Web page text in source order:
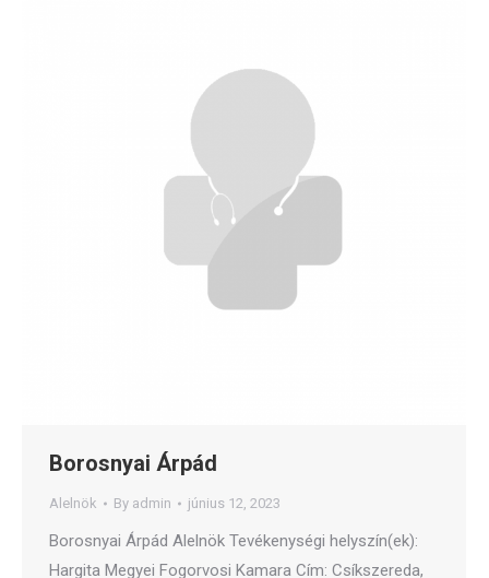
Borosnyai Árpád
Alelnök By admin június 12, 2023
Borosnyai Árpád Alelnök Tevékenységi helyszín(ek):
Hargita Megyei Fogorvosi Kamara Cím: Csíkszereda,